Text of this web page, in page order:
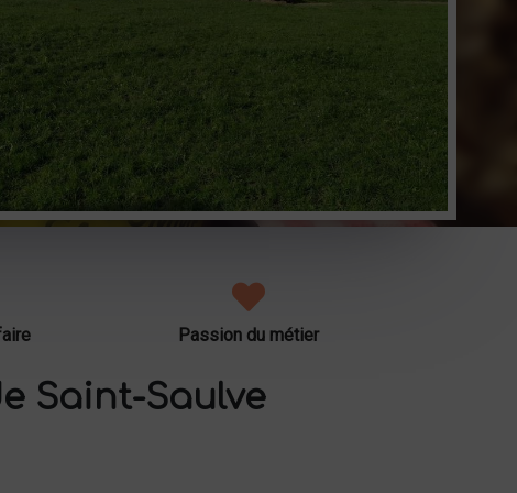
Passion du métier
Saint-Saulve